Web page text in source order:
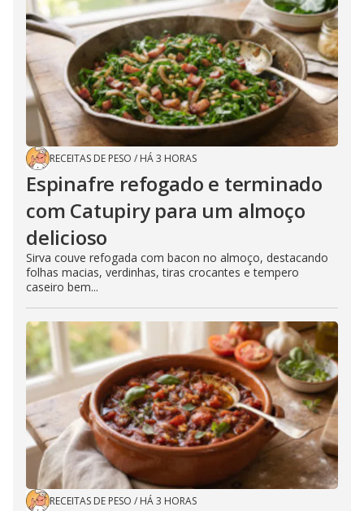
RECEITAS DE PESO / HÁ 3 HORAS
Espinafre refogado e terminado
com Catupiry para um almoço
delicioso
Sirva couve refogada com bacon no almoço, destacando
folhas macias, verdinhas, tiras crocantes e tempero
caseiro bem...
RECEITAS DE PESO / HÁ 3 HORAS